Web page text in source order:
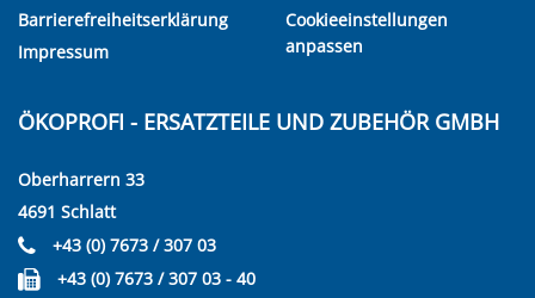
Barrierefreiheitserklärung
Impressum
Cookieeinstellungen
anpassen
ÖKOPROFI - ERSATZTEILE UND ZUBEHÖR GMBH
Oberharrern 33
4691 Schlatt
+43 (0) 7673 / 307 03
+43 (0) 7673 / 307 03 - 40